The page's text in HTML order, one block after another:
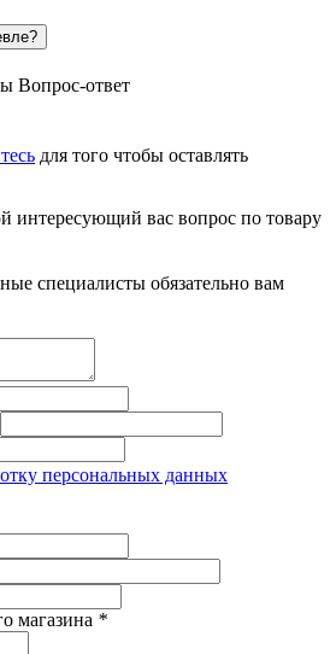
Вопрос-ответ
для того чтобы оставлять
интересующий вас вопрос по товару
специалисты обязательно вам
персональных данных
магазина *